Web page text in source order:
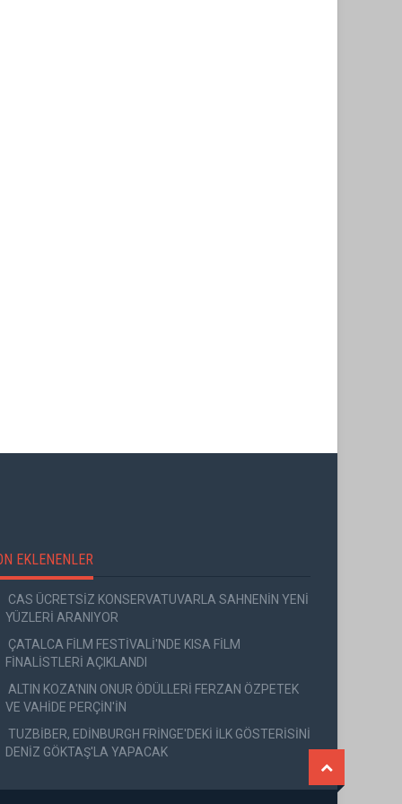
EKLENENLER
CAS ÜCRETSİZ KONSERVATUVARLA SAHNENİN YENİ
YÜZLERİ ARANIYOR
ÇATALCA FİLM FESTİVALİ'NDE KISA FİLM
FİNALİSTLERİ AÇIKLANDI
ALTIN KOZA'NIN ONUR ÖDÜLLERİ FERZAN ÖZPETEK
VE VAHİDE PERÇİN'İN
TUZBİBER, EDİNBURGH FRİNGE'DEKİ İLK GÖSTERİSİNİ
DENİZ GÖKTAŞ'LA YAPACAK